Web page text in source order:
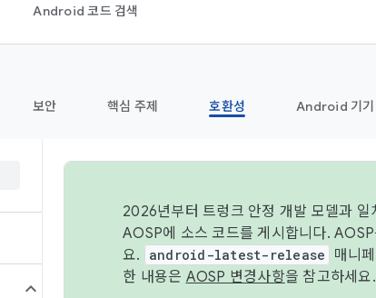
Android 코드 검색
보안 핵심 주제 호환성 Android 기기
2026년부터 트렁크 안정 개발 모델과
AOSP에 소스 코드를 게시합니다.
요.
android-latest-release
매니
한 내용은 AOSP 변경사항을 참고하세요.